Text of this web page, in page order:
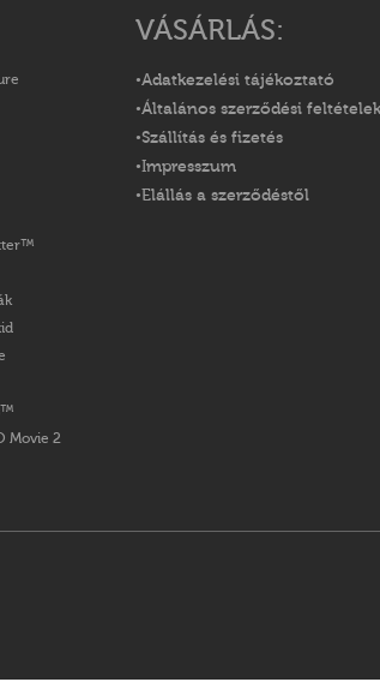
Movie 2
VÁSÁRLÁS:
Adatkezelési tájékoztató
Általános szerződési feltételek
Szállítás és fizetés
Impresszum
Elállás a szerződéstől